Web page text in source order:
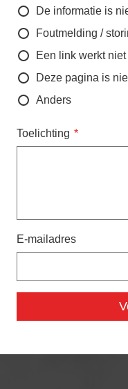
De informatie is
Foutmelding /
Een link werkt niet
Deze pagina is
Anders
Toelichting
E-mailadres